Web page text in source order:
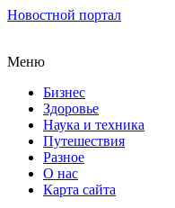
Новостной портал
Меню
Бизнес
Здоровье
Наука и техника
Путешествия
Разное
О нас
Карта сайта